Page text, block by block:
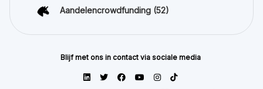
Aandelencrowdfunding (52)
Blijf met ons in contact via sociale media